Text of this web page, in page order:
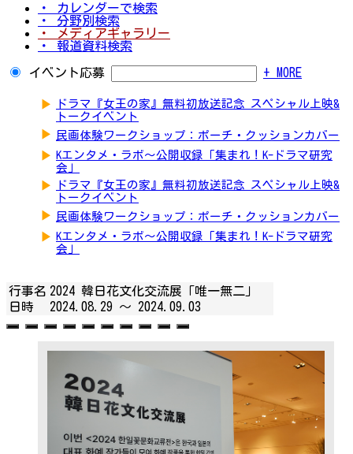
・ カレンダーで検索
・ 分野別検索
・ メディアギャラリー
・ 報道資料検索
イベント応募 + MORE
▶
ドラマ『女王の家』無料初放送記念 スペシャル上映&
トークイベント
▶ 民画体験ワークショップ：ポーチ・クッションカバー
▶ Kエンタメ・ラボ～公開収録「集まれ！K-ドラマ研究
会」
▶
ドラマ『女王の家』無料初放送記念 スペシャル上映&
トークイベント
▶ 民画体験ワークショップ：ポーチ・クッションカバー
▶ Kエンタメ・ラボ～公開収録「集まれ！K-ドラマ研究
会」
行事名 2024 韓日花文化交流展「唯一無二」
日時
2024.08.29 ～ 2024.09.03